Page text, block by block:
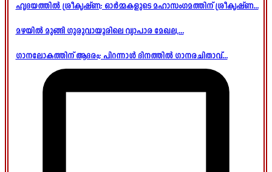
ഹൃദയത്തിൽ ശ്രീകൃഷ്ണ; ഓർമ്മകളുടെ മഹാസംഗമത്തിന് ശ്രീകൃഷ്ണ...
മഴയിൽ മുങ്ങി ഗുരുവായൂരിലെ വ്യാപാര മേഖല,...
ഗാനലോകത്തിന് ആദരം; പിറന്നാൾ ദിനത്തിൽ ഗാനരചിതാവ്...